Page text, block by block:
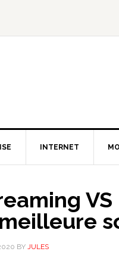
INTERNET
BY JULES